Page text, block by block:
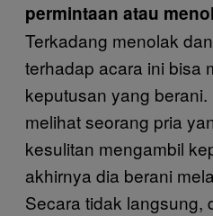
permintaan atau
Terkadang menolak
terhadap acara ini bisa
keputusan yang
melihat seorang pria
kesulitan mengambil
akhirnya dia berani
Secara tidak langsung,